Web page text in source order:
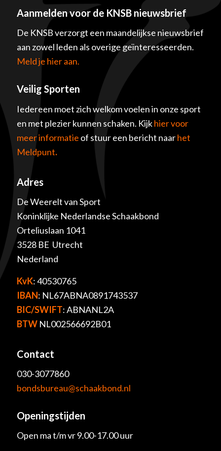
Aanmelden voor de KNSB nieuwsbrief
De KNSB verzorgt een maandelijkse nieuwsbrief
aan zowel leden als overige geïnteresseerden.
Meld je hier aan.
Veilig Sporten
Iedereen moet zich welkom voelen in onze sport
en met plezier kunnen schaken. Kijkhier voor
meer informatie of stuur een bericht naarhet
Meldpunt.
Adres
De Weerelt van Sport
Koninklijke Nederlandse Schaakbond
Orteliuslaan 1041
3528 BE Utrecht
Nederland
KvK: 40530765
IBAN: NL67ABNA0891743537
BIC/SWIFT: ABNANL2A
BTWNL002566692B01
Contact
030-3077860
bondsbureau@schaakbond.nl
Openingstijden
Open ma t/m vr 9.00-17.00 uur